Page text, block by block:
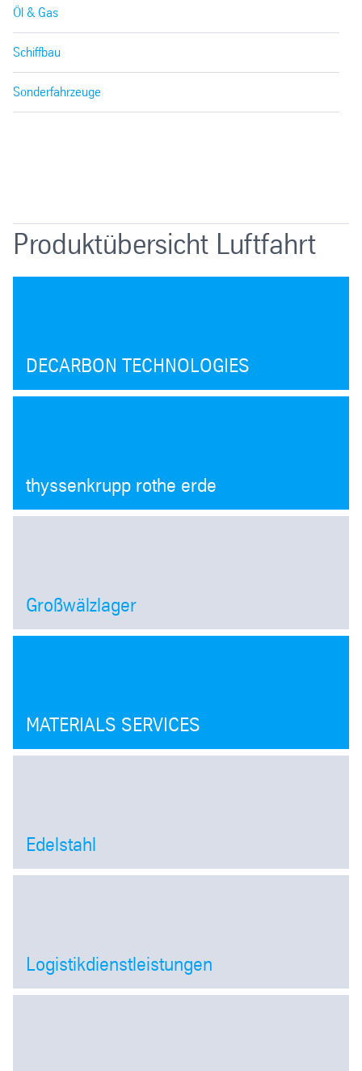
Öl & Gas
Schiffbau
Sonderfahrzeuge
Produktübersicht Luftfahrt
DECARBON TECHNOLOGIES
thyssenkrupp rothe erde
Großwälzlager
Open
MATERIALS SERVICES
Edelstahl
Open
Logistikdienstleistungen
Open